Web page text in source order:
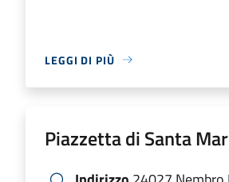
LEGGI DI PIÙ
Piazzetta di Santa